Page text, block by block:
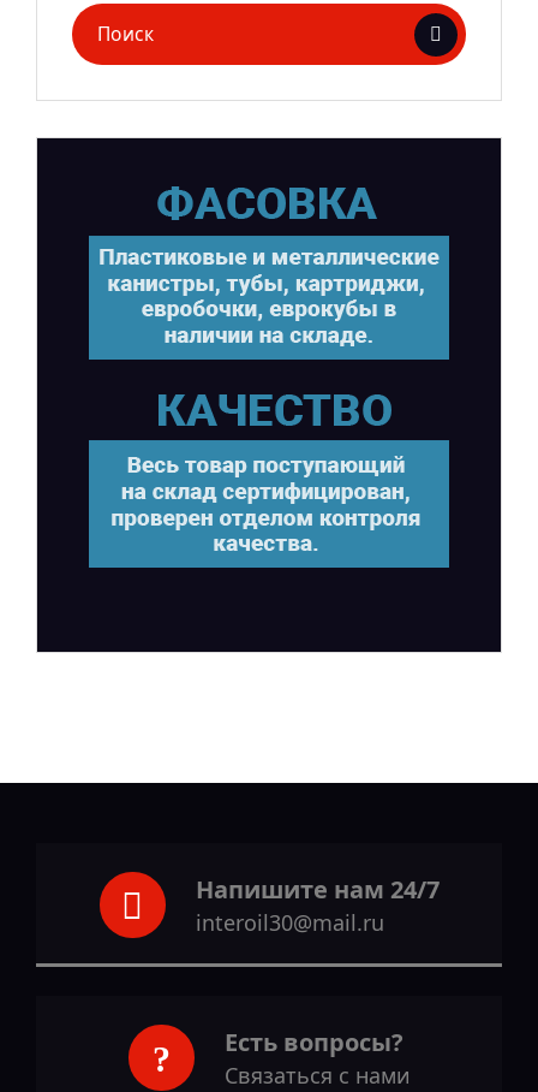
Поиск
для:
Напишите нам 24/7
interoil30@mail.ru
Есть вопросы?
Связаться с нами